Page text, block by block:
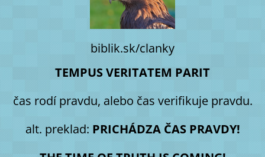
biblik.sk/clanky
TEMPUS VERITATEM PARIT
čas rodí pravdu, alebo čas verifikuje pravdu.
alt. preklad: PRICHÁDZA ČAS PRAVDY!